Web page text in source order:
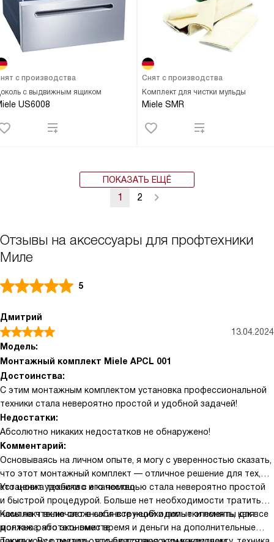
с выдвижным ящиком
US6008
с производства
Комплект для чистки мульды
Miele SMR
Снят с производства
ПОКАЗАТЬ ЕЩЁ
1 2
Отзывы на аксессуары для профтехники
Миле
5
Дмитрий
13.04.2024
Модель:
Монтажный комплект Miele APCL 001
Достоинства:
С этим монтажным комплектом установка профессиональной
техники стала невероятно простой и удобной задачей!
Недостатки:
Абсолютно никаких недостатков не обнаружено!
Комментарий:
Основываясь на личном опыте, я могу с уверенностью сказать,
что этот монтажный комплект — отличное решение для тех,
кто ценит удобство и качество.
Установка техники с его помощью стала невероятно простой
и быстрой процедурой. Больше нет необходимости тратить
часы на чтение сложных инструкций и попытки понять, как все
должно работать вместе.
Комплект включает в себя все необходимые элементы для
монтажа, что экономит время и деньги на дополнительные